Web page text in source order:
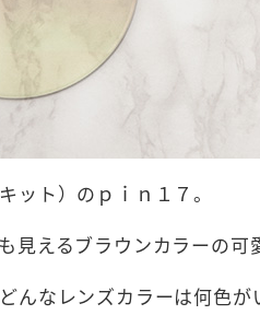
ット）のｐｉｎ１７。
見えるブラウンカラーの可
んなレンズカラーは何色が